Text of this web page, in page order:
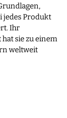
jedes Produkt
Ihr
sie zu einem
weltweit